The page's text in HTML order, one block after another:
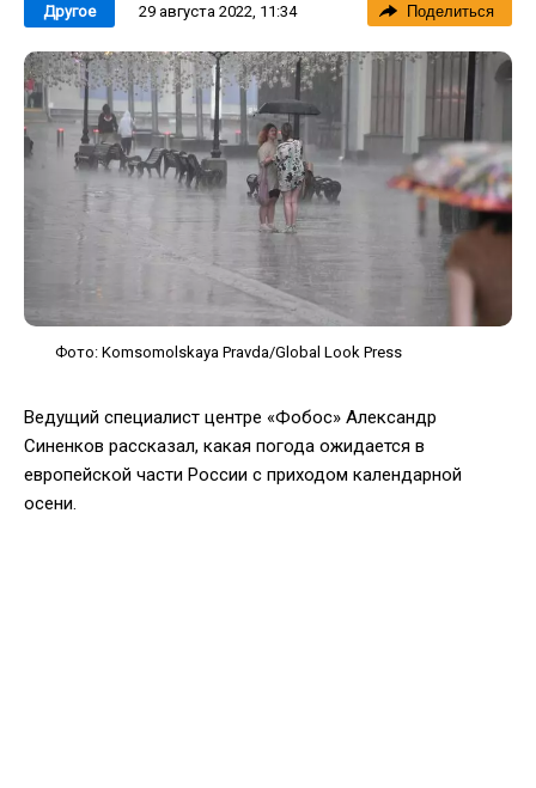
Другое 29 августа 2022, 11:34 Поделиться
Фото: Komsomolskaya Pravda/Global Look Press
Ведущий специалист центре «Фобос» Александр
Синенков рассказал, какая погода ожидается в
европейской части России с приходом календарной
осени.